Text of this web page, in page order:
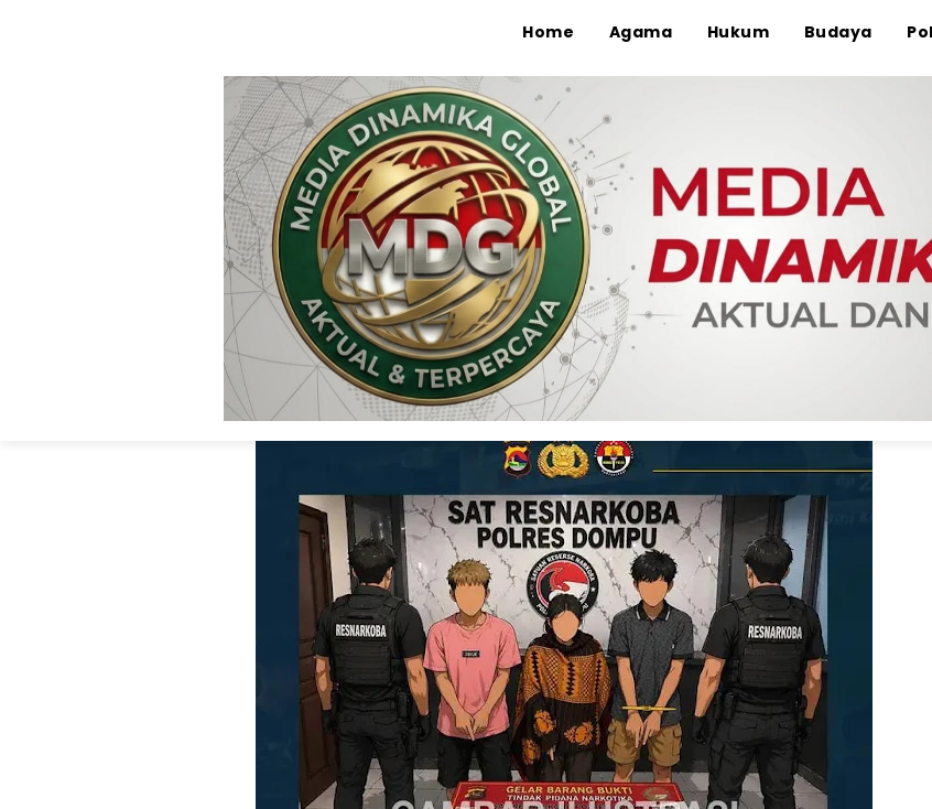
Home Agama Hukum Budaya
HOME WITHOUT LABEL
Satresnarkoba Polres Dompu Amankan
Tiga Terduga Pelaku Tindak Pidana
Narkotika Jenis Sabu di Kecamatan
Kempo
Media Dinamika Global